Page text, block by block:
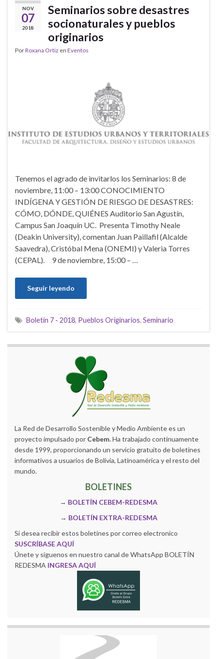
NOV
07
2018
Seminarios sobre desastres
socionaturales y pueblos
originarios
PorRoxana Ortiz en Eventos
Tenemos el agrado de invitarlos los Seminarios: 8 de
noviembre, 11:00 – 13:00 CONOCIMIENTO
INDÍGENA Y GESTIÓN DE RIESGO DE DESASTRES:
CÓMO, DÓNDE, QUIÉNES Auditorio San Agustín,
Campus San Joaquín UC. Presenta Timothy Neale
(Deakin University), comentan Juan Paillafil (Alcalde
Saavedra), Cristóbal Mena (ONEMI) y Valeria Torres
(CEPAL). 9 de noviembre, 15:00 – …
Seguir leyendo
Boletín 7 - 2018, Pueblos Originarios, Seminario
La Red de Desarrollo Sostenible y Medio Ambiente es un
proyecto impulsado por Cebem. Ha trabajado continuamente
desde 1999, proporcionando un servicio gratuito de boletines
informativos a usuarios de Bolivia, Latinoamérica y el resto del
mundo.
BOLETINES
→ BOLETÍN CEBEM-REDESMA
→ BOLETÍN EXTRA-REDESMA
Si desea recibir estos boletines por correo electronico
SUSCRÍBASE AQUÍ
Únete y siguenos en nuestro canal de WhatsApp BOLETÍN
REDESMA INGRESA AQUÍ